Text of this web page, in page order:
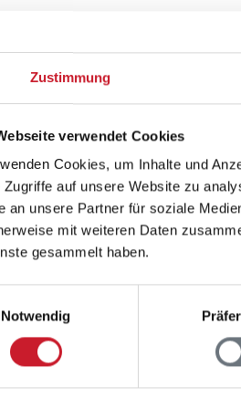
Zustimmung
verwendet Cookies
Cookies, um Inhalte und
Zugriffe auf unsere Website zu
an unsere Partner für soziale
mit weiteren Daten
gesammelt haben.
Notwendig
Backofen
Kühlschrank l
Mikrowelle
Offene Küche
63 l